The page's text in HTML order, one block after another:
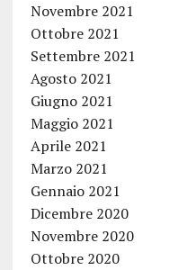
Novembre 2021
Ottobre 2021
Settembre 2021
Agosto 2021
Giugno 2021
Maggio 2021
Aprile 2021
Marzo 2021
Gennaio 2021
Dicembre 2020
Novembre 2020
Ottobre 2020